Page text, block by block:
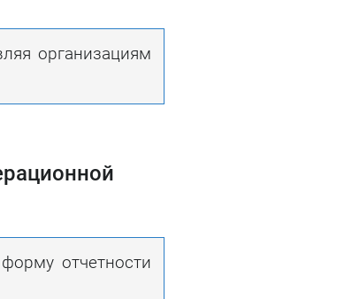
организациям
отчетности